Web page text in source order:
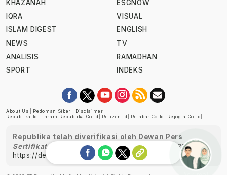
KHAZANAH
IQRA
ISLAM DIGEST
NEWS
ANALISIS
SPORT
ESGNOW
VISUAL
ENGLISH
TV
RAMADHAN
INDEKS
About Us Pedoman Siber
Disclaimer
Republika.id
Ihram.republika.co.id Retizen.id Rejabar.co.id Rejogja.co.id
Republika telah diverifikasi oleh Dewan Pers
Sertifikat Nomor 1058/DP-Verifikasi/K/XII/2022
https://dewanpers.or.id/data/perusahaanpers